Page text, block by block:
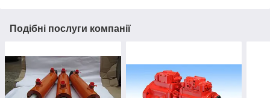
Подібні послуги компанії